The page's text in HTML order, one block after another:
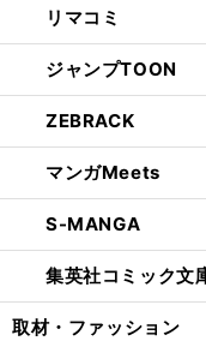
リマコミ
ジャンプTOON
ZEBRACK
マンガMeets
S-MANGA
集英社コミック文
取材・ファッション